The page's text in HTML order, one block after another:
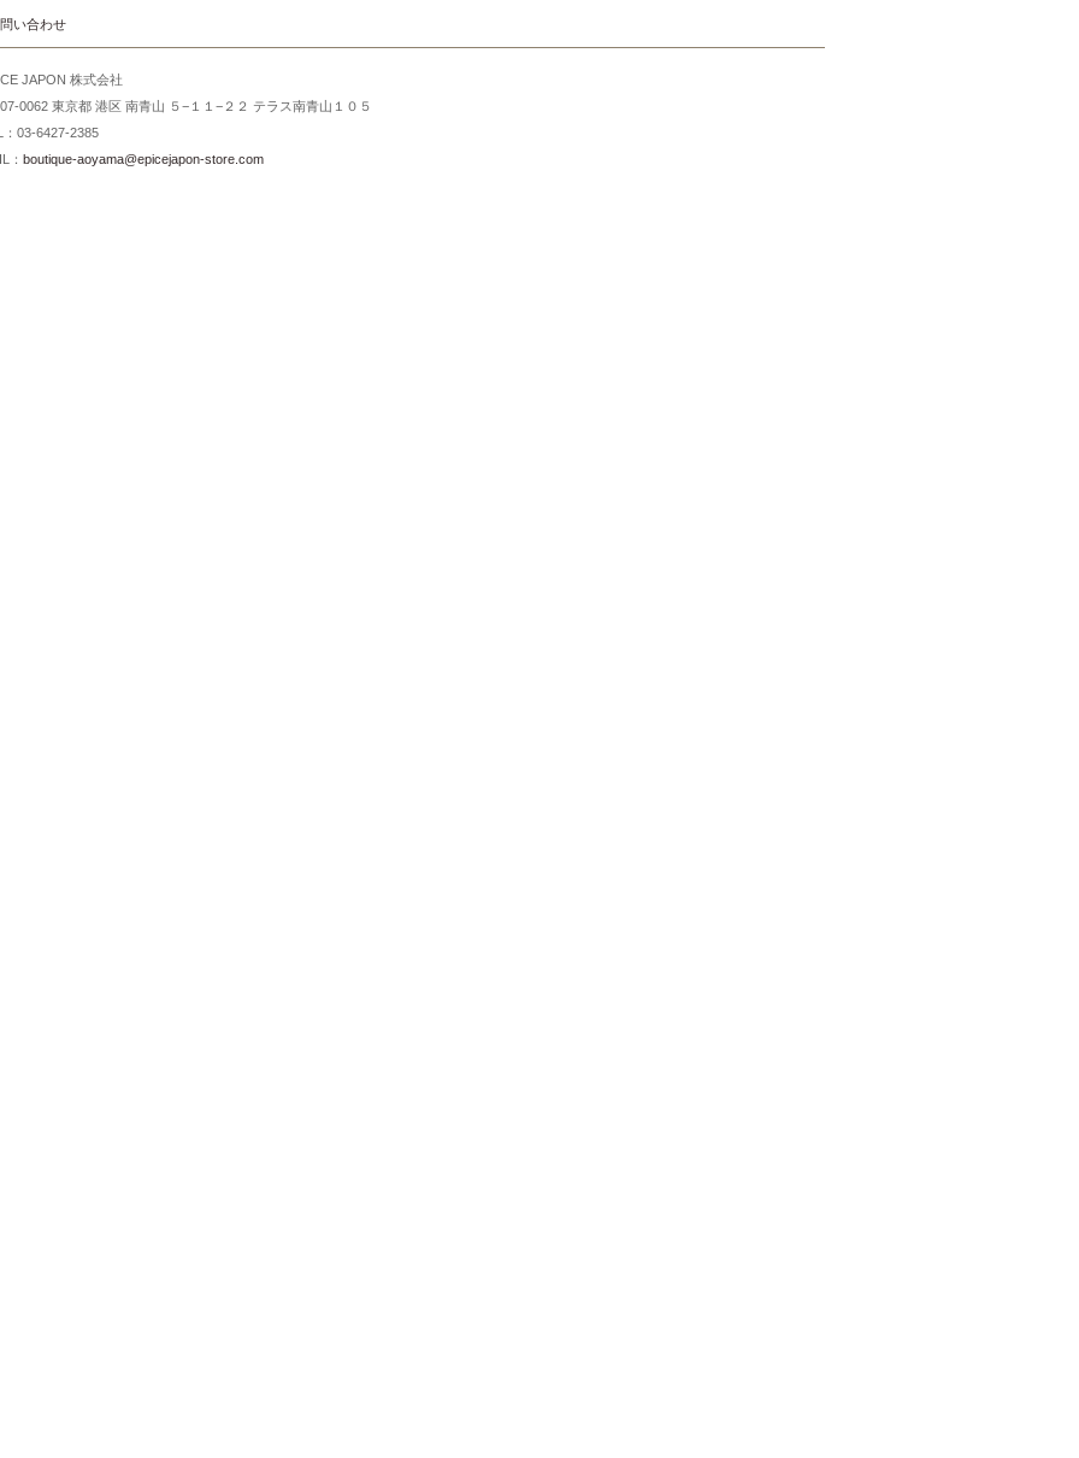
い合わせ
JAPON 株式会社
0062 東京都 港区 南青山 ５−１１−２２ テラス南青山１０５
：03-6427-2385
： boutique-aoyama@epicejapon-store.com